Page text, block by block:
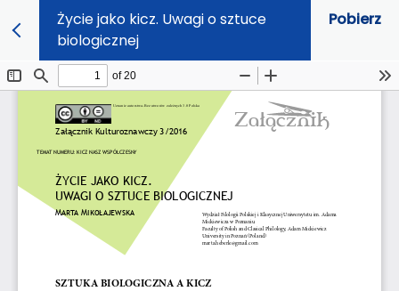
Życie jako kicz. Uwagi o sztuce
biologicznej
Pobierz